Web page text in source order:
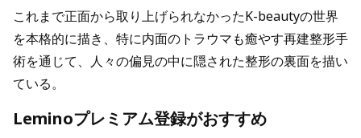
これまで正面から取り上げられなかったK-beautyの世界
を本格的に描き、特に内面のトラウマも癒やす再建整形手
術を通じて、人々の偏見の中に隠された整形の裏面を描い
ている。
Leminoプレミアム登録がおすすめ